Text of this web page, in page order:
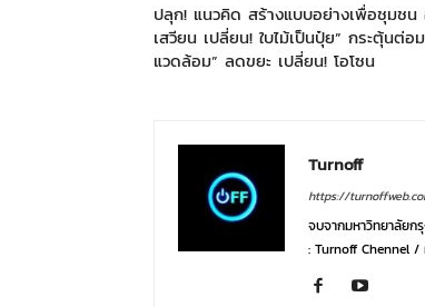
ปลุก! แนวคิด สร้างแบบอย่างเพื่อชุมชน
เสวียน เปลี่ยน! ใบไม้เป็นปุ๋ย” กระตุ้นต่อ
แวดล้อม” ลดขยะ เปลี่ยน! โอโซน
Turnoff
https://
จบจากมหาวิทยาลัยก
: Turnoff Chennel